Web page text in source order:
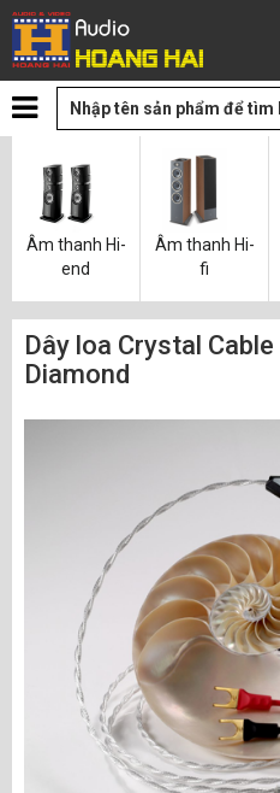
Âm thanh Hi-
end
Âm thanh Hi-
fi
Dây loa Crystal
Diamond